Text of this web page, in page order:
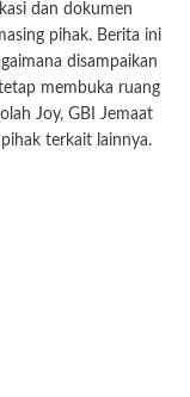
dan dokumen
pihak. Berita ini
disampaikan
membuka ruang
Joy, GBI Jemaat
terkait lainnya.